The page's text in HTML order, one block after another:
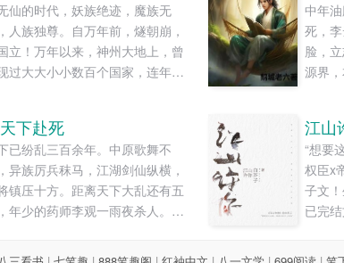
仙的时代，妖族绝迹，魔族无
人族独尊。自万年前，燧朝崩，
立！万年以来，神州大地上，曾
过大大小小数百个国家，连年厮
，武，景，炎，周，靖，蜀，
旸九大霸国。列国纷争，白骨累
天子一怒，伏尸百万。姜峰上一
救人而亡，被选中，穿越而
......
中年
死，
脸，
源界
下赴死
已纷乱三百余年。中原歌舞不
异族厉兵秣马，江湖剑仙纵横，
镇压十方。距离天下大乱还有五
年少的药师李观一雨夜杀人。终
累累白骨，名将，美人，江湖，
江山
“想要
权臣x
子文
已完